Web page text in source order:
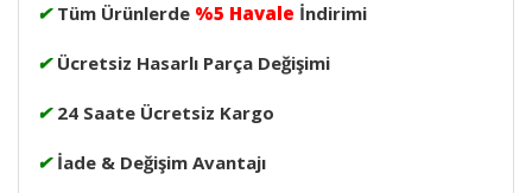
✔ Tüm Ürünlerde %5 Havale İndirimi
✔ Ücretsiz Hasarlı Parça Değişimi
✔ 24 Saate Ücretsiz Kargo
✔ İade & Değişim Avantajı